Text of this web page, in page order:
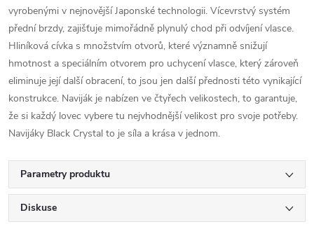
vyrobenými v nejnovější Japonské technologii. Vícevrstvý systém
přední brzdy, zajišťuje mimořádně plynulý chod při odvíjení vlasce.
Hliníková cívka s množstvím otvorů, které významně snižují
hmotnost a speciálním otvorem pro uchycení vlasce, který zároveň
eliminuje její další obracení, to jsou jen další přednosti této vynikající
konstrukce. Naviják je nabízen ve čtyřech velikostech, to garantuje,
že si každý lovec vybere tu nejvhodnější velikost pro svoje potřeby.
Navijáky Black Crystal to je síla a krása v jednom.
Parametry produktu
Diskuse